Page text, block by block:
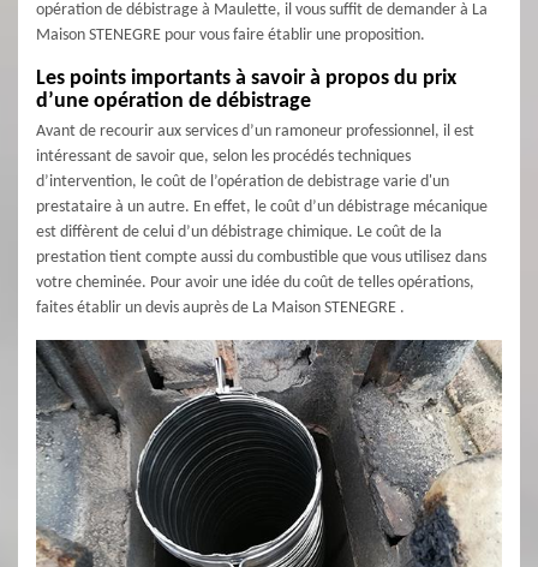
opération de débistrage à Maulette, il vous suffit de demander à La
Maison STENEGRE pour vous faire établir une proposition.
Les points importants à savoir à propos du prix
d’une opération de débistrage
Avant de recourir aux services d’un ramoneur professionnel, il est
intéressant de savoir que, selon les procédés techniques
d’intervention, le coût de l’opération de debistrage varie d'un
prestataire à un autre. En effet, le coût d’un débistrage mécanique
est diffèrent de celui d’un débistrage chimique. Le coût de la
prestation tient compte aussi du combustible que vous utilisez dans
votre cheminée. Pour avoir une idée du coût de telles opérations,
faites établir un devis auprès de La Maison STENEGRE .